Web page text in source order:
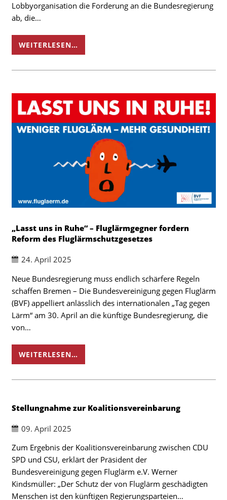
Lobbyorganisation die Forderung an die Bundesregierung
ab, die…
WEITERLESEN…
„Lasst uns in Ruhe“ – Fluglärmgegner fordern
Reform des Fluglärmschutzgesetzes
24. April 2025
Neue Bundesregierung muss endlich schärfere Regeln
schaffen Bremen – Die Bundesvereinigung gegen Fluglärm
(BVF) appelliert anlässlich des internationalen „Tag gegen
Lärm“ am 30. April an die künftige Bundesregierung, die
von…
WEITERLESEN…
Stellungnahme zur Koalitionsvereinbarung
09. April 2025
Zum Ergebnis der Koalitionsvereinbarung zwischen CDU
SPD und CSU, erklärt der Präsident der
Bundesvereinigung gegen Fluglärm e.V. Werner
Kindsmüller: „Der Schutz der von Fluglärm geschädigten
Menschen ist den künftigen Regierungsparteien…